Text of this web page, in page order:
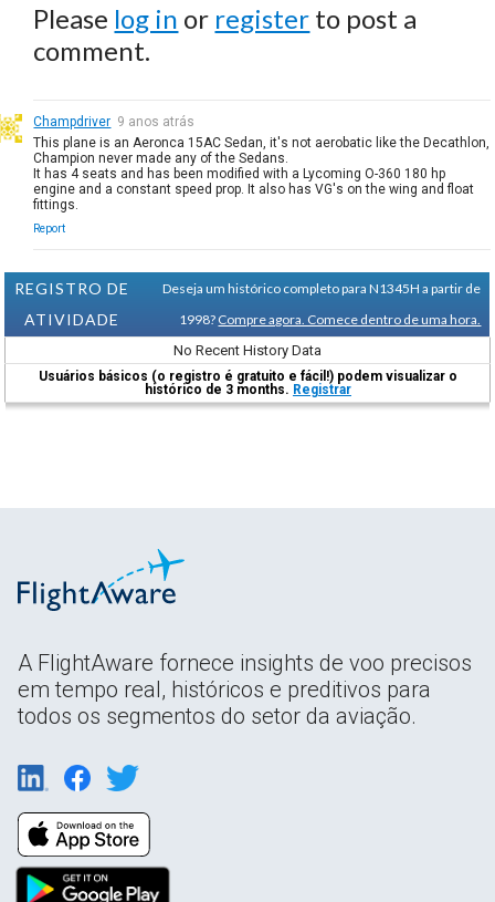
Please log in or register to post a
comment.
Champdriver 9 anos atrás
This plane is an Aeronca 15AC Sedan, it's not aerobatic like the Decathlon,
Champion never made any of the Sedans.
It has 4 seats and has been modified with a Lycoming O-360 180 hp
engine and a constant speed prop. It also has VG's on the wing and float
fittings.
Report
REGISTRO DE
ATIVIDADE
Deseja um histórico completo para N1345H a partir de
1998? Compre agora. Comece dentro de uma hora.
No Recent History Data
Usuários básicos (o registro é gratuito e fácil!) podem visualizar o
histórico de 3 months. Registrar
A FlightAware fornece insights de voo precisos
em tempo real, históricos e preditivos para
todos os segmentos do setor da aviação.